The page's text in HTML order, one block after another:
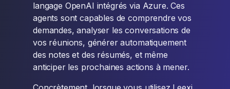
langage OpenAI intégrés via Azure. Ces
agents sont capables de comprendre vos
demandes, analyser les conversations de
vos réunions, générer automatiquement
des notes et des résumés, et même
anticiper les prochaines actions à mener.